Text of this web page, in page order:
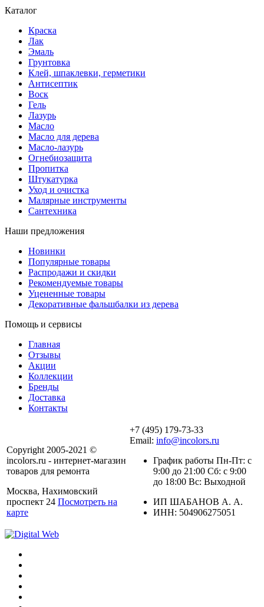
Каталог
Краска
Лак
Эмаль
Грунтовка
Клей, шпаклевки, герметики
Антисептик
Воск
Гель
Лазурь
Масло
Масло для дерева
Масло-лазурь
Огнебиозащита
Пропитка
Штукатурка
Уход и очистка
Малярные инструменты
Сантехника
Наши предложения
Новинки
Популярные товары
Распродажи и скидки
Рекомендуемые товары
Уцененные товары
Декоративные фальшбалки из дерева
Помощь и сервисы
Главная
Отзывы
Акции
Коллекции
Бренды
Доставка
Контакты
Copyright 2005-2021 ©
incolors.ru - интернет-магазин
товаров для ремонта
Москва, Нахимовский
проспект 24 Посмотреть на
карте
+7 (495) 179-73-33
Email: info@incolors.ru
График работы Пн-Пт: с
9:00 до 21:00 Сб: с 9:00
до 18:00 Вс: Выходной
ИП ШАБАНОВ А. А.
ИНН: 504906275051